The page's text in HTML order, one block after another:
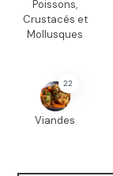
Poissons,
Crustacés et
Mollusques
22
Viandes